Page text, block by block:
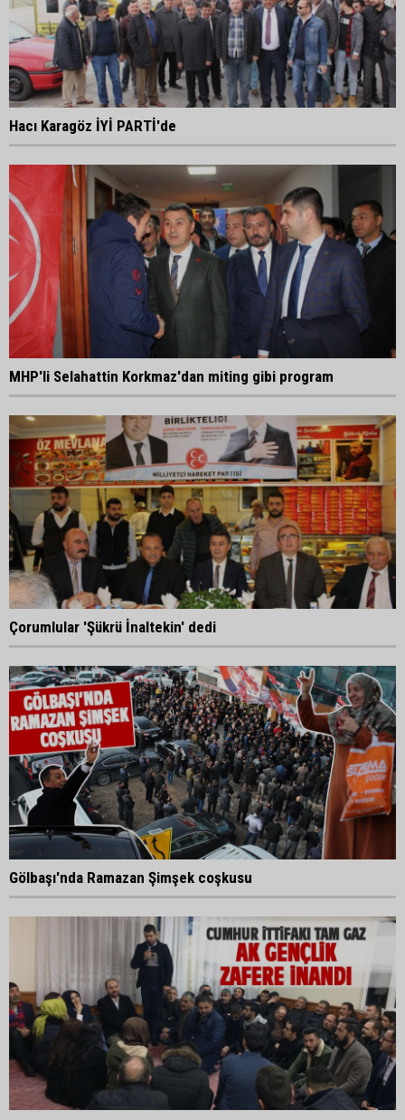
Hacı Karagöz İYİ PARTİ'de
MHP'li Selahattin Korkmaz'dan miting gibi program
Çorumlular 'Şükrü İnaltekin' dedi
Gölbaşı'nda Ramazan Şimşek coşkusu